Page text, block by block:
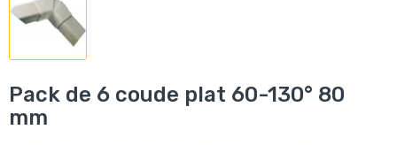
Pack de 6 coude plat 60-130° 80
mm